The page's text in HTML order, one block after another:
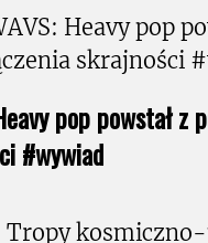
pop powstał z
#wywiad